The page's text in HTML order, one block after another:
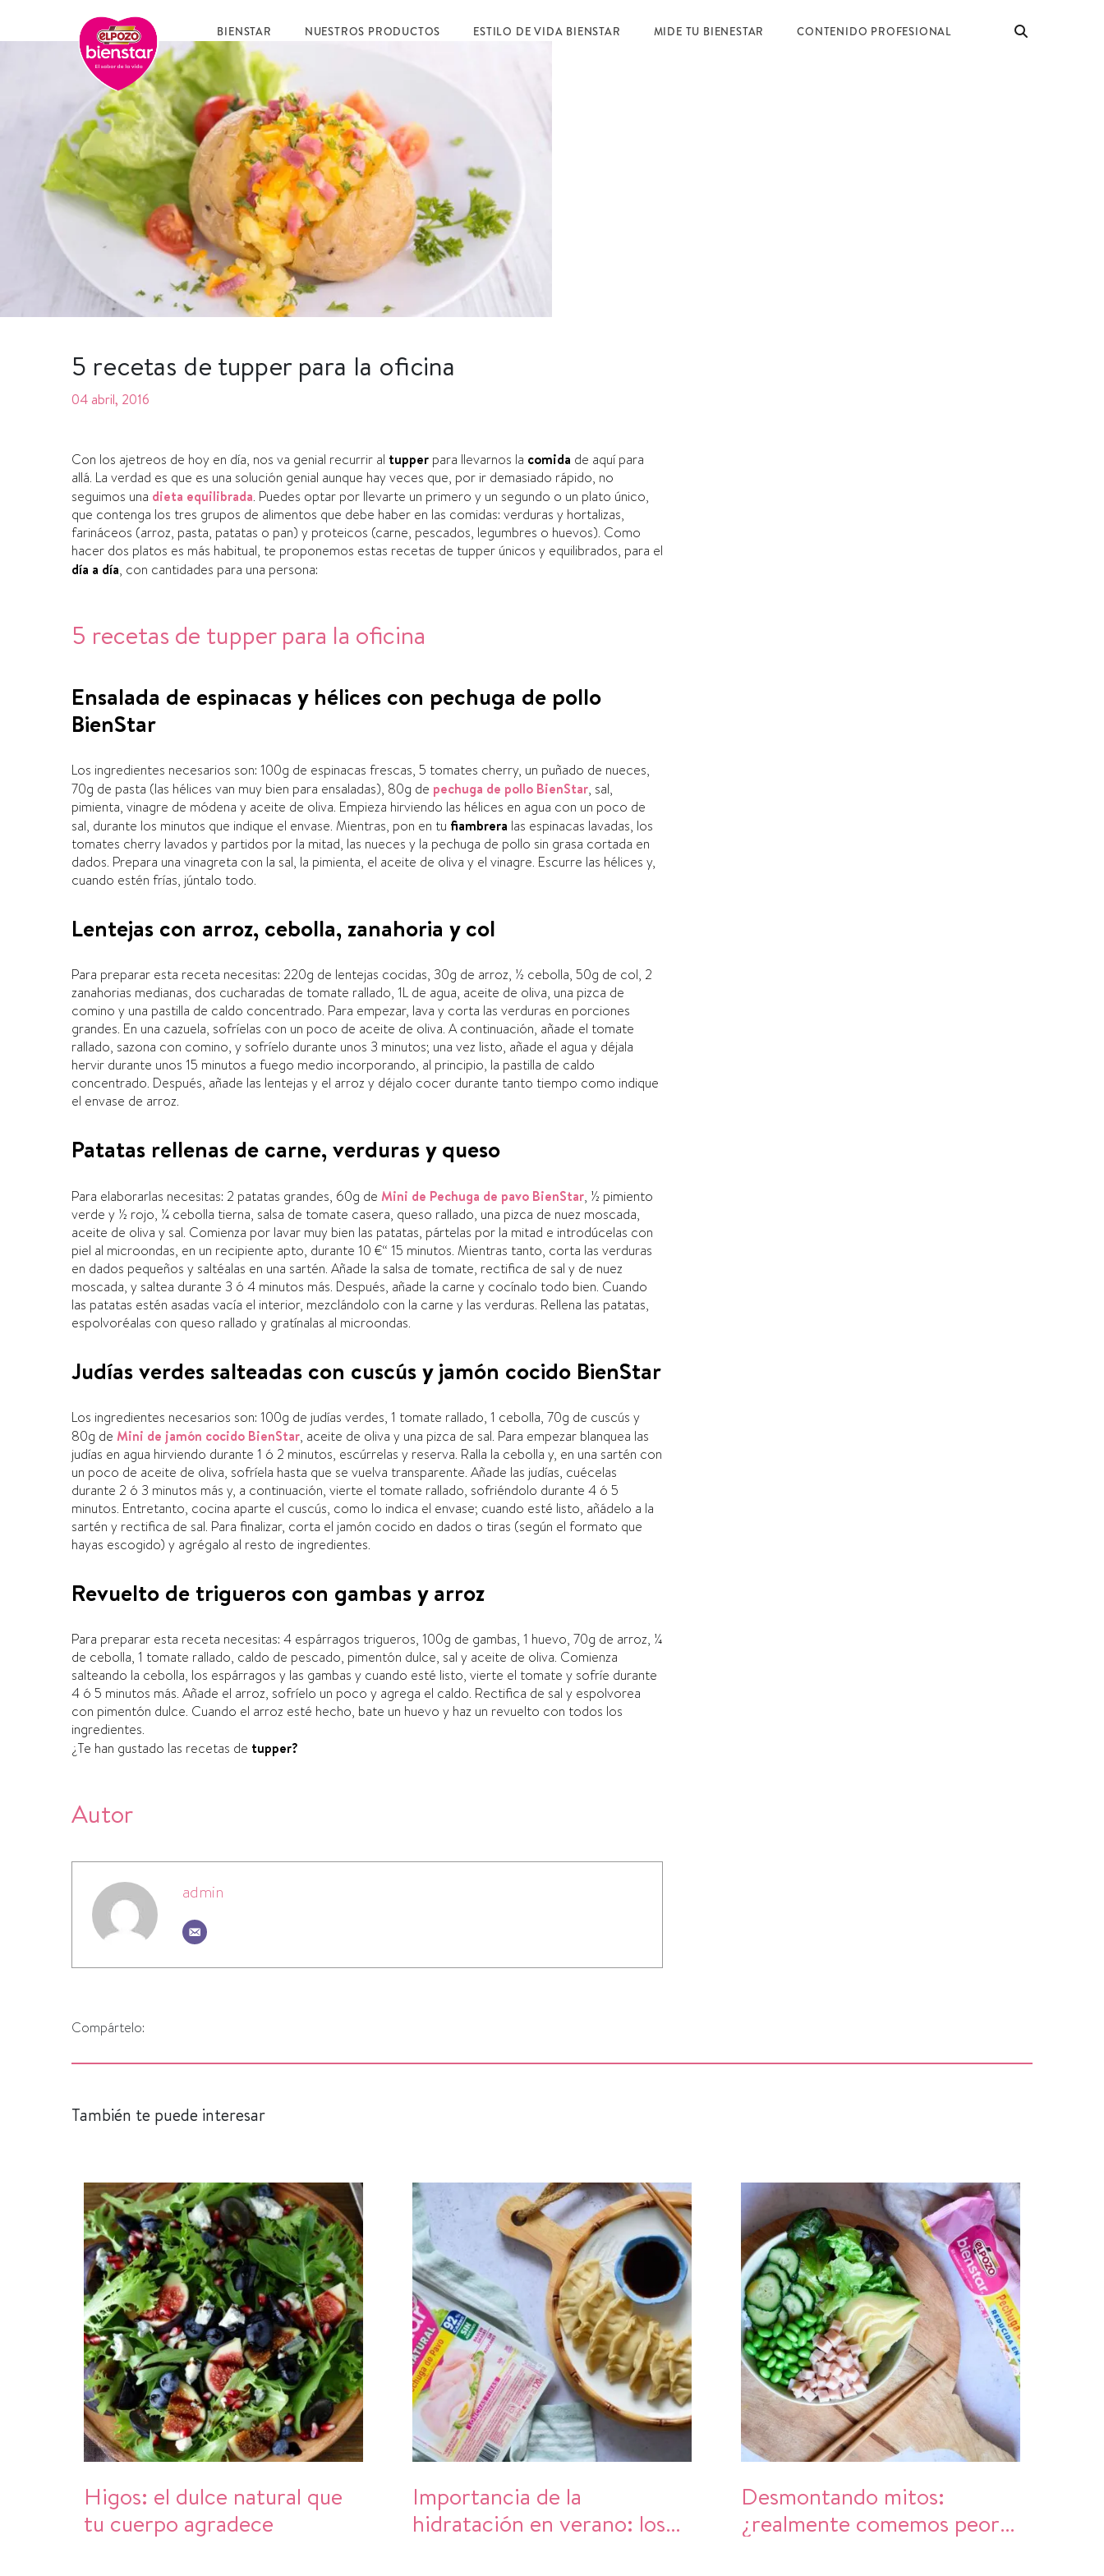
BIENSTAR NUESTROS PRODUCTOS ESTILO DE VIDA BIENSTAR MIDE TU BIENESTAR CONTENIDO PROFESIONAL
5 recetas de tupper para la oficina
04 abril, 2016
Con los ajetreos de hoy en dí­a, nos va genial recurrir al tupper para llevarnos la comida de aquí­ para
allá. La verdad es que es una solución genial aunque hay veces que, por ir demasiado rápido, no
seguimos una dieta equilibrada. Puedes optar por llevarte un primero y un segundo o un plato único,
que contenga los tres grupos de alimentos que debe haber en las comidas: verduras y hortalizas,
farináceos (arroz, pasta, patatas o pan) y proteicos (carne, pescados, legumbres o huevos). Como
hacer dos platos es más habitual, te proponemos estas recetas de tupper únicos y equilibrados, para el
dí­a a dí­a, con cantidades para una persona:
5 recetas de tupper para la oficina
Ensalada de espinacas y hélices con pechuga de pollo
BienStar
Los ingredientes necesarios son: 100g de espinacas frescas, 5 tomates cherry, un puñado de nueces,
70g de pasta (las hélices van muy bien para ensaladas), 80g de pechuga de pollo BienStar, sal,
pimienta, vinagre de módena y aceite de oliva. Empieza hirviendo las hélices en agua con un poco de
sal, durante los minutos que indique el envase. Mientras, pon en tu fiambrera las espinacas lavadas, los
tomates cherry lavados y partidos por la mitad, las nueces y la pechuga de pollo sin grasa cortada en
dados. Prepara una vinagreta con la sal, la pimienta, el aceite de oliva y el vinagre. Escurre las hélices y,
cuando estén frí­as, júntalo todo.
Lentejas con arroz, cebolla, zanahoria y col
Para preparar esta receta necesitas: 220g de lentejas cocidas, 30g de arroz, ½ cebolla, 50g de col, 2
zanahorias medianas, dos cucharadas de tomate rallado, 1L de agua, aceite de oliva, una pizca de
comino y una pastilla de caldo concentrado. Para empezar, lava y corta las verduras en porciones
grandes. En una cazuela, sofrí­elas con un poco de aceite de oliva. A continuación, añade el tomate
rallado, sazona con comino, y sofrí­elo durante unos 3 minutos; una vez listo, añade el agua y déjala
hervir durante unos 15 minutos a fuego medio incorporando, al principio, la pastilla de caldo
concentrado. Después, añade las lentejas y el arroz y déjalo cocer durante tanto tiempo como indique
el envase de arroz.
Patatas rellenas de carne, verduras y queso
Para elaborarlas necesitas: 2 patatas grandes, 60g de Mini de Pechuga de pavo BienStar, ½ pimiento
verde y ½ rojo, ¼ cebolla tierna, salsa de tomate casera, queso rallado, una pizca de nuez moscada,
aceite de oliva y sal. Comienza por lavar muy bien las patatas, pártelas por la mitad e introdúcelas con
piel al microondas, en un recipiente apto, durante 10 €“ 15 minutos. Mientras tanto, corta las verduras
en dados pequeños y saltéalas en una sartén. Añade la salsa de tomate, rectifica de sal y de nuez
moscada, y saltea durante 3 ó 4 minutos más. Después, añade la carne y cocí­nalo todo bien. Cuando
las patatas estén asadas vací­a el interior, mezclándolo con la carne y las verduras. Rellena las patatas,
espolvoréalas con queso rallado y gratí­nalas al microondas.
Judí­as verdes salteadas con cuscús y jamón cocido BienStar
Los ingredientes necesarios son: 100g de judí­as verdes, 1 tomate rallado, 1 cebolla, 70g de cuscús y
80g de Mini de jamón cocido BienStar, aceite de oliva y una pizca de sal. Para empezar blanquea las
judí­as en agua hirviendo durante 1 ó 2 minutos, escúrrelas y reserva. Ralla la cebolla y, en una sartén con
un poco de aceite de oliva, sofrí­ela hasta que se vuelva transparente. Añade las judí­as, cuécelas
durante 2 ó 3 minutos más y, a continuación, vierte el tomate rallado, sofriéndolo durante 4 ó 5
minutos. Entretanto, cocina aparte el cuscús, como lo indica el envase; cuando esté listo, añádelo a la
sartén y rectifica de sal. Para finalizar, corta el jamón cocido en dados o tiras (según el formato que
hayas escogido) y agrégalo al resto de ingredientes.
Revuelto de trigueros con gambas y arroz
Para preparar esta receta necesitas: 4 espárragos trigueros, 100g de gambas, 1 huevo, 70g de arroz, ¼
de cebolla, 1 tomate rallado, caldo de pescado, pimentón dulce, sal y aceite de oliva. Comienza
salteando la cebolla, los espárragos y las gambas y cuando esté listo, vierte el tomate y sofrí­e durante
4 ó 5 minutos más. Añade el arroz, sofrí­elo un poco y agrega el caldo. Rectifica de sal y espolvorea
con pimentón dulce. Cuando el arroz esté hecho, bate un huevo y haz un revuelto con todos los
ingredientes.
¿Te han gustado las recetas de tupper?
Autor
admin
Compártelo:
También te puede interesar
Higos: el dulce natural que
tu cuerpo agradece
Importancia de la
hidratación en verano: los
Desmontando mitos:
¿realmente comemos peor